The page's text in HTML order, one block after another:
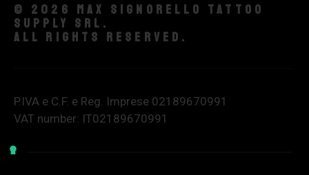
© 2026 Max Signorello Tattoo
supply srl.
All rights reserved.
P.IVA e C.F. e Reg. Imprese 02189670991
VAT number: IT02189670991